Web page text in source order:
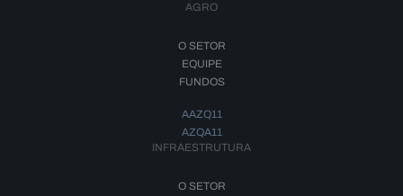
AGRO
O SETOR
EQUIPE
FUNDOS
AAZQ11
AZQA11
INFRAESTRUTURA
O SETOR